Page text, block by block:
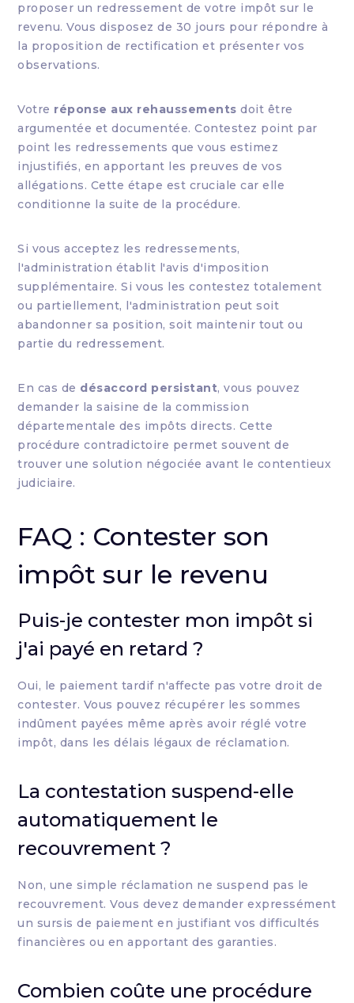
proposer un redressement de votre impôt sur le
revenu. Vous disposez de 30 jours pour répondre à
la proposition de rectification et présenter vos
observations.
Votre réponse aux rehaussements doit être
argumentée et documentée. Contestez point par
point les redressements que vous estimez
injustifiés, en apportant les preuves de vos
allégations. Cette étape est cruciale car elle
conditionne la suite de la procédure.
Si vous acceptez les redressements,
l'administration établit l'avis d'imposition
supplémentaire. Si vous les contestez totalement
ou partiellement, l'administration peut soit
abandonner sa position, soit maintenir tout ou
partie du redressement.
En cas de désaccord persistant, vous pouvez
demander la saisine de la commission
départementale des impôts directs. Cette
procédure contradictoire permet souvent de
trouver une solution négociée avant le contentieux
judiciaire.
FAQ : Contester son
impôt sur le revenu
Puis-je contester mon impôt si
j'ai payé en retard ?
Oui, le paiement tardif n'affecte pas votre droit de
contester. Vous pouvez récupérer les sommes
indûment payées même après avoir réglé votre
impôt, dans les délais légaux de réclamation.
La contestation suspend-elle
automatiquement le
recouvrement ?
Non, une simple réclamation ne suspend pas le
recouvrement. Vous devez demander expressément
un sursis de paiement en justifiant vos difficultés
financières ou en apportant des garanties.
Combien coûte une procédure